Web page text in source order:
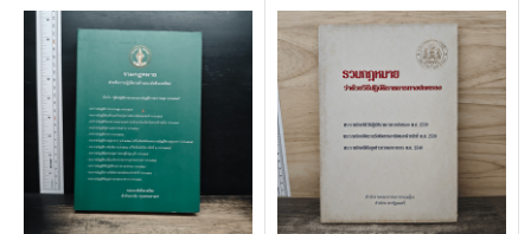
🦄 วรรณกรรม นิยาย เรื่องสั้น
🎓 การศึกษา
😼 หนังสือการ์ตูน
🐲 หนังสือเด็ก
📕 นิตยสาร